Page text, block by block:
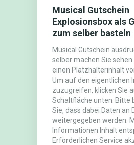
Musical Gutschein
Explosionsbox als
zum selber basteln
Musical Gutschein
selber machen Sie sehen
einen Platzhalterinhalt
Um auf den eigentlichen
zuzugreifen, klicken Sie
Schaltfläche unten. Bitte
Sie, dass dabei Daten an
weitergegeben werden.
Informationen Inhalt
Erforderlichen Service